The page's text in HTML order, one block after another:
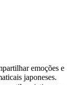
emoções e
japoneses.